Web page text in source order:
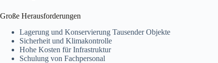
Große Herausforderungen
Lagerung und Konservierung Tausender Objekte
Sicherheit und Klimakontrolle
Hohe Kosten für Infrastruktur
Schulung von Fachpersonal